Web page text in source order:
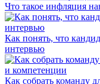
Что такое инфляция
Как понять, что
интервью
Как собрать команду